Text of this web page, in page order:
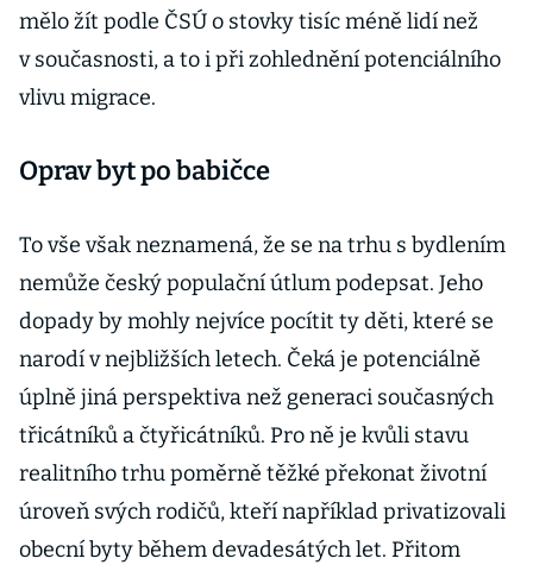
mělo žít podle ČSÚ o stovky tisíc méně lidí než
v současnosti, a to i při zohlednění potenciálního
vlivu migrace.
Oprav byt po babičce
To vše však neznamená, že se na trhu s bydlením
nemůže český populační útlum podepsat. Jeho
dopady by mohly nejvíce pocítit ty děti, které se
narodí v nejbližších letech. Čeká je potenciálně
úplně jiná perspektiva než generaci současných
třicátníků a čtyřicátníků. Pro ně je kvůli stavu
realitního trhu poměrně těžké překonat životní
úroveň svých rodičů, kteří například privatizovali
obecní byty během devadesátých let. Přitom